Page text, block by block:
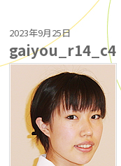
2023年9月25日
gaiyou_r14_c4